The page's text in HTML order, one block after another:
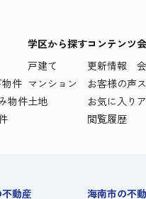
件
物件
学区から探す
戸建て
マンション
土地
コンテンツ
更新情報
お客様の声
お気に入り
閲覧履歴
動産 海南市の不